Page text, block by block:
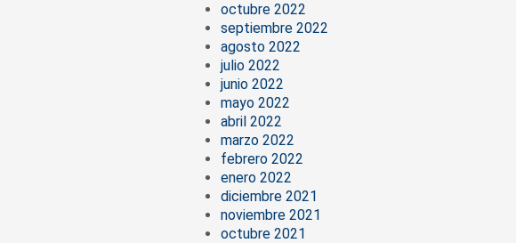
octubre 2022
septiembre 2022
agosto 2022
julio 2022
junio 2022
mayo 2022
abril 2022
marzo 2022
febrero 2022
enero 2022
diciembre 2021
noviembre 2021
octubre 2021